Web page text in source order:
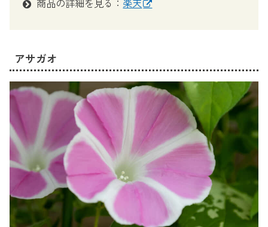
商品の詳細を見る： 楽天
アサガオ